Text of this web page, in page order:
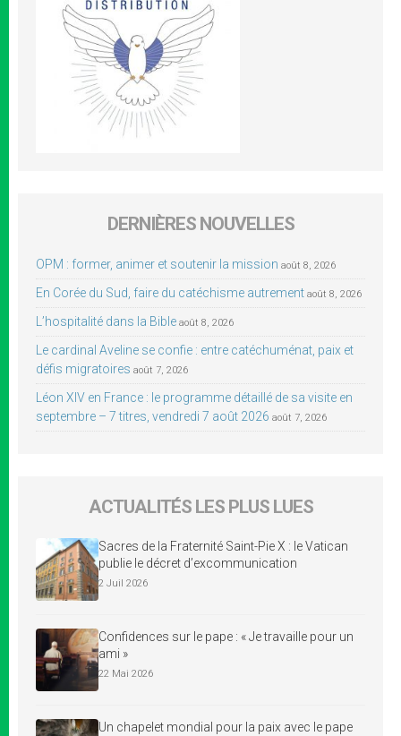
DERNIÈRES NOUVELLES
OPM : former, animer et soutenir la mission août 8, 2026
En Corée du Sud, faire du catéchisme autrement août 8, 2026
L’hospitalité dans la Bible août 8, 2026
Le cardinal Aveline se confie : entre catéchuménat, paix et
défis migratoires août 7, 2026
Léon XIV en France : le programme détaillé de sa visite en
septembre – 7 titres, vendredi 7 août 2026 août 7, 2026
ACTUALITÉS LES PLUS LUES
Sacres de la Fraternité Saint-Pie X : le Vatican
publie le décret d’excommunication
2 Juil 2026
Confidences sur le pape : « Je travaille pour un
ami »
22 Mai 2026
Un chapelet mondial pour la paix avec le pape